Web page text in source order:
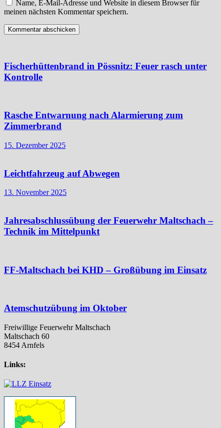
Name, E-Mail-Adresse und Website in diesem Browser für
meinen nächsten Kommentar speichern.
Fischerhüttenbrand in Pössnitz: Feuer rasch unter
Kontrolle
Rasche Entwarnung nach Alarmierung zum
Zimmerbrand
15. Dezember 2025
Leichtfahrzeug auf Abwegen
13. November 2025
Jahresabschlussübung der Feuerwehr Maltschach –
Technik im Mittelpunkt
FF-Maltschach bei KHD – Großübung im Einsatz
Atemschutzübung im Oktober
Freiwillige Feuerwehr Maltschach
Maltschach 60
8454 Arnfels
Links: